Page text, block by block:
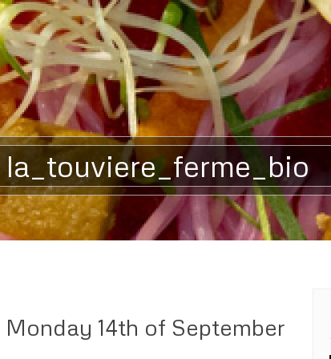
14th of September